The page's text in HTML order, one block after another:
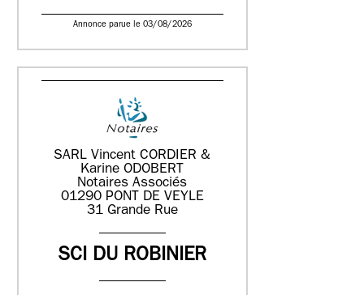
Annonce parue le 03/08/2026
SARL Vincent CORDIER &
Karine ODOBERT
Notaires Associés
01290 PONT DE VEYLE
31 Grande Rue
SCI DU ROBINIER